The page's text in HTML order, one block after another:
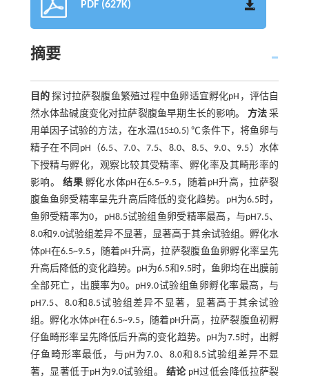
PDF (627K)
摘要
目的 探讨拉萨裂腹鱼繁殖过程中鱼卵适宜孵化pH，评估自
然水体盐碱度变化对拉萨裂腹鱼早期生长的影响。 方法 采
用单因子试验的方法，在水温(15±0.5) ℃条件下，将鱼卵与
精子在不同pH（6.5、7.0、7.5、8.0、8.5、9.0、9.5）水体
下授精与孵化，观察比较其受精率、孵化率及其畸形率的
影响。 结果 孵化水体pH在6.5~9.5，随着pH升高，拉萨裂
腹鱼鱼卵受精率呈先升高后降低的变化趋势。pH为6.5时，
鱼卵受精率为0，pH8.5试验组鱼卵受精率最高，与pH7.5、
8.0和9.0试验组差异不显著，显著高于其余试验组。孵化水
体pH在6.5~9.5，随着pH升高，拉萨裂腹鱼鱼卵孵化率呈先
升高后降低的变化趋势。pH为6.5和9.5时，鱼卵均在出膜前
全部死亡，出膜率为0。pH9.0试验组鱼卵孵化率最高，与
pH7.5、8.0和8.5试验组差异不显著，显著高于其余试验
组。孵化水体pH在6.5~9.5，随着pH升高，拉萨裂腹鱼初孵
仔鱼畸形率呈先降低后升高的变化趋势。pH为7.5时，出孵
仔鱼畸形率最低，与pH为7.0、8.0和8.5试验组差异不显
著，显著低于pH为9.0试验组。 结论pH过低会降低拉萨裂